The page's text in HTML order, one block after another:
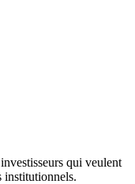
qui veulent
institutionnels.